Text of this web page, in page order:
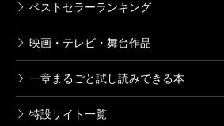
ベストセラーランキング
映画・テレビ・舞台作品
一章まるごと試し読みできる本
特設サイト一覧